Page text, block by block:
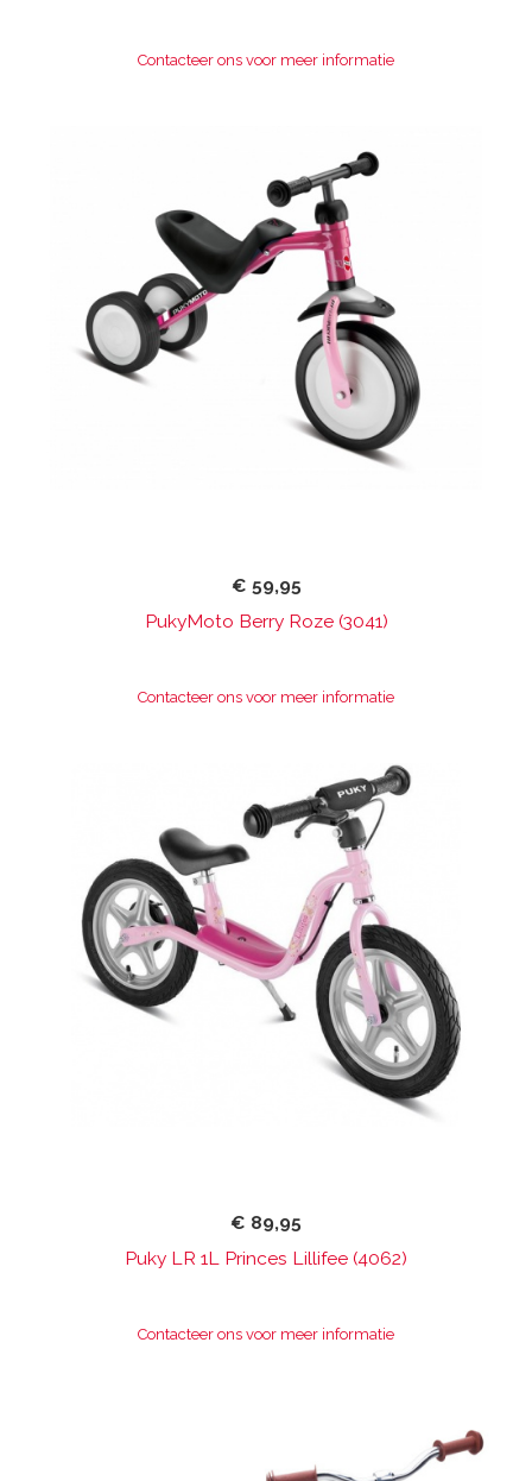
Contacteer ons voor meer informatie
€ 59,95
PukyMoto Berry Roze (3041)
Contacteer ons voor meer informatie
€ 89,95
Puky LR 1L Princes Lillifee (4062)
Contacteer ons voor meer informatie